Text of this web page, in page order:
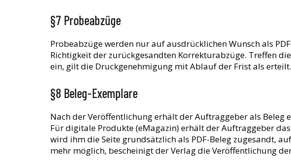
§7 Probeabzüge
Probeabzüge werden nur auf ausdrücklichen Wunsch als
Richtigkeit der zurückgesandten Korrekturabzüge. Treffen
ein, gilt die Druckgenehmigung mit Ablauf der Frist als erteilt.
§8 Beleg-Exemplare
Nach der Veröffentlichung erhält der Auftraggeber als Beleg
Für digitale Produkte (eMagazin) erhält der Auftraggeber
wird ihm die Seite grundsätzlich als PDF-Beleg zugesandt,
mehr möglich, bescheinigt der Verlag die Veröffentlichung